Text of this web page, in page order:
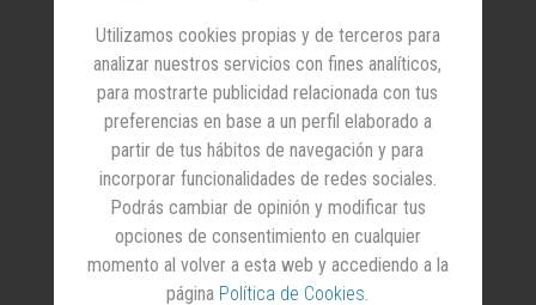
Memesal mando
La cultura del GIF se ha colado en
cada rincón de la agencia. Los memes
son el nuevo lenguaje, la ironía, la
puntuación obligatoria, y la risa, la
nueva métrica de 'engagement'
interno. La oficina nunca ha sido tan
absurda… ni tan efectiva
Utilizamos cookies propias y de terceros para
analizar nuestros servicios con fines analíticos,
para mostrarte publicidad relacionada con tus
preferencias en base a un perfil elaborado a
partir de tus hábitos de navegación y para
incorporar funcionalidades de redes sociales.
Podrás cambiar de opinión y modificar tus
opciones de consentimiento en cualquier
momento al volver a esta web y accediendo a la
página Política de Cookies